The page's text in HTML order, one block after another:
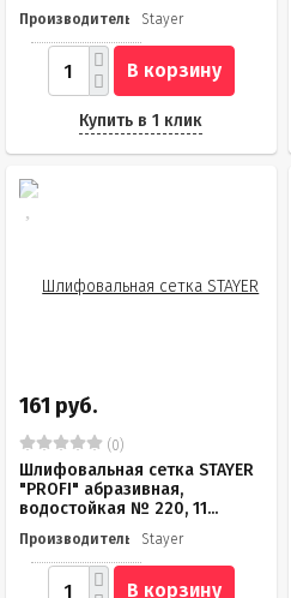
Производитель Stayer
В корзину
Купить в 1 клик
161 руб.
(0)
Шлифовальная сетка STAYER
"PROFI" абразивная,
водостойкая № 220, 11...
Производитель Stayer
В корзину